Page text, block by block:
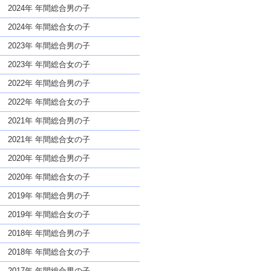
名前であっても奇抜すぎない
2024年 年間総合男の子
2024年 年間総合女の子
2023年 年間総合男の子
2023年 年間総合女の子
2022年 年間総合男の子
2022年 年間総合女の子
2021年 年間総合男の子
2021年 年間総合女の子
2020年 年間総合男の子
2020年 年間総合女の子
2019年 年間総合男の子
2019年 年間総合女の子
2018年 年間総合男の子
2018年 年間総合女の子